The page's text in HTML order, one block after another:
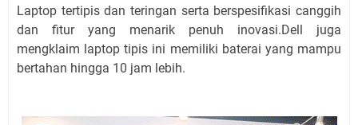
Laptop tertipis dan teringan serta berspesifikasi canggih
dan fitur yang menarik penuh inovasi.Dell juga
mengklaim laptop tipis ini memiliki baterai yang mampu
bertahan hingga 10 jam lebih.